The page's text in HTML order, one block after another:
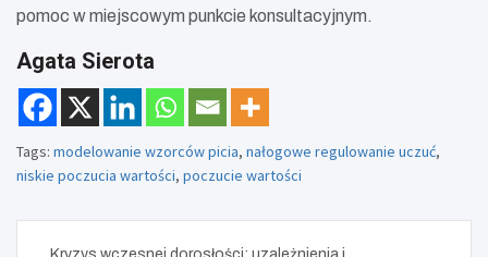
pomoc w miejscowym punkcie konsultacyjnym.
Agata Sierota
Tags: modelowanie wzorców picia, nałogowe regulowanie uczuć,
niskie poczucia wartości, poczucie wartości